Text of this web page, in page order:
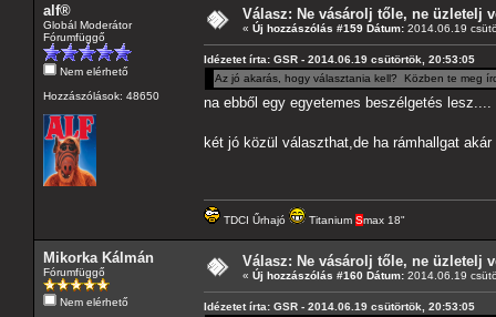
alf®
Globál Moderátor
Fórumfüggő
Nem elérhető
Hozzászólások: 48650
Válasz: Ne vásárolj tőle, ne üzletelj
« Új hozzászólás #159 Dátum: 2014.06.19
Idézetet írta: GSR - 2014.06.19 csütörtök, 20:53:05
Az jó akarás, hogy választania kell? Közben te meg
na ebből egy egyetemes beszélgetés lesz....
két jó közül választhat,de ha rámhallgat
TDCI Űrhajó Titanium Smax 18"
Mikorka Kálmán
Fórumfüggő
Nem elérhető
Válasz: Ne vásárolj tőle, ne üzletelj
« Új hozzászólás #160 Dátum: 2014.06.19
Idézetet írta: GSR - 2014.06.19 csütörtök, 20:53:05